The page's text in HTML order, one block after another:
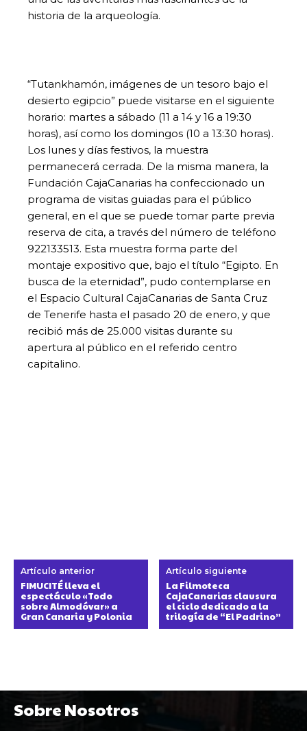
historia de la arqueología.
“Tutankhamón, imágenes de un tesoro bajo el
desierto egipcio” puede visitarse en el siguiente
horario: martes a sábado (11 a 14 y 16 a 19:30
horas), así como los domingos (10 a 13:30 horas).
Los lunes y días festivos, la muestra
permanecerá cerrada. De la misma manera, la
Fundación CajaCanarias ha confeccionado un
programa de visitas guiadas para el público
general, en el que se puede tomar parte previa
reserva de cita, a través del número de teléfono
922133513. Esta muestra forma parte del
montaje expositivo que, bajo el título “Egipto. En
busca de la eternidad”, pudo contemplarse en
el Espacio Cultural CajaCanarias de Santa Cruz
de Tenerife hasta el pasado 20 de enero, y que
recibió más de 25.000 visitas durante su
apertura al público en el referido centro
capitalino.
Artículo anterior
FIMUCITÉ lleva el
espectáculo «Todo
sobre Almodóvar» a
Gran Canaria y Polonia
Artículo siguiente
La Filmoteca
CajaCanarias clausura
el ciclo dedicado a la
trilogía de “El Padrino”
Sobre Nosotros